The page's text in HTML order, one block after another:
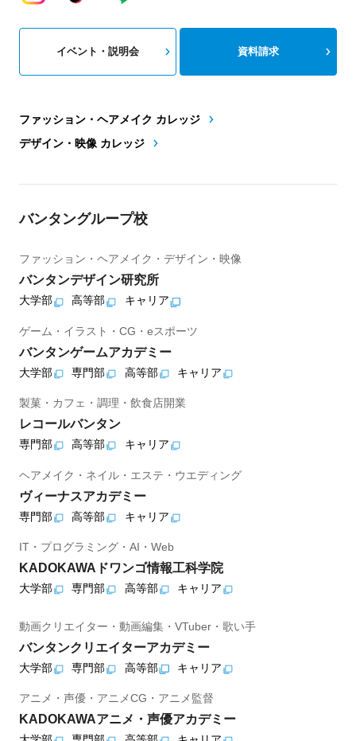
ファッション・ヘアメイク カレッジ
デザイン・映像 カレッジ
イベント・説明会 資料請求
バンタングループ校
ファッション・ヘアメイク・デザイン・映像
バンタンデザイン研究所
大学部 高等部 キャリア
ゲーム・イラスト・CG・eスポーツ
バンタンゲームアカデミー
大学部 専門部 高等部 キャリア
製菓・カフェ・調理・飲食店開業
レコールバンタン
専門部 高等部 キャリア
ヘアメイク・ネイル・エステ・ウエディング
ヴィーナスアカデミー
専門部 高等部 キャリア
IT・プログラミング・AI・Web
KADOKAWAドワンゴ情報工科学院
大学部 専門部 高等部 キャリア
動画クリエイター・動画編集・VTuber・歌い手
バンタンクリエイターアカデミー
大学部 専門部 高等部 キャリア
アニメ・声優・アニメCG・アニメ監督
KADOKAWAアニメ・声優アカデミー